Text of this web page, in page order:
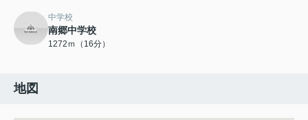
中学校
南郷中学校
1272ｍ（16分）
地図